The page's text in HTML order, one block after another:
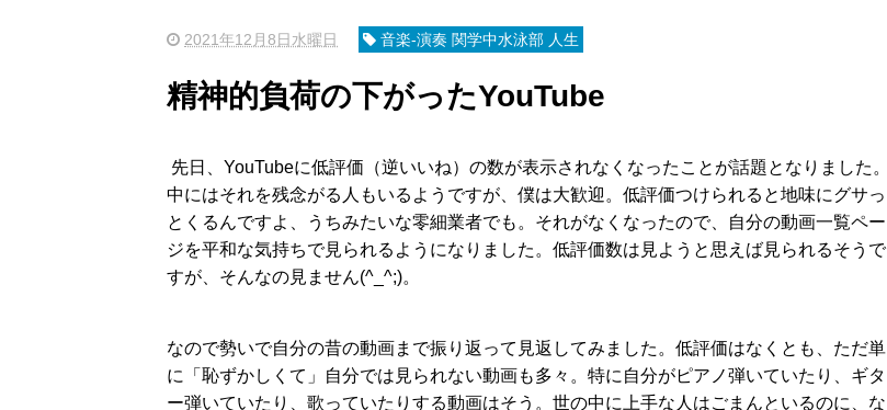
2021年12月8日水曜日 音楽-演奏 関学中水泳部 人生
精神的負荷の下がったYouTube
先日、YouTubeに低評価（逆いいね）の数が表示されなくなったことが話題となりました。
中にはそれを残念がる人もいるようですが、僕は大歓迎。低評価つけられると地味にグサっ
とくるんですよ、うちみたいな零細業者でも。それがなくなったので、自分の動画一覧ペー
ジを平和な気持ちで見られるようになりました。低評価数は見ようと思えば見られるそうで
すが、そんなの見ません(^_^;)。
なので勢いで自分の昔の動画まで振り返って見返してみました。低評価はなくとも、ただ単
に「恥ずかしくて」自分では見られない動画も多々。特に自分がピアノ弾いていたり、ギタ
ー弾いていたり、歌っていたりする動画はそう。世の中に上手な人はごまんといるのに、な